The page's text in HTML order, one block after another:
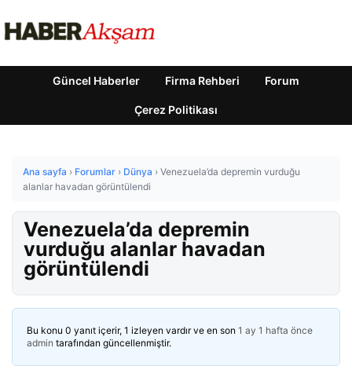
Güncel Haberler Firma Rehberi Forum
Çerez Politikası
Ana sayfa › Forumlar › Dünya › Venezuela’da depremin vurduğu
alanlar havadan görüntülendi
Venezuela’da depremin
vurduğu alanlar havadan
görüntülendi
Bu konu 0 yanıt içerir, 1 izleyen vardır ve en son 1 ay 1 hafta önce
admin tarafından güncellenmiştir.